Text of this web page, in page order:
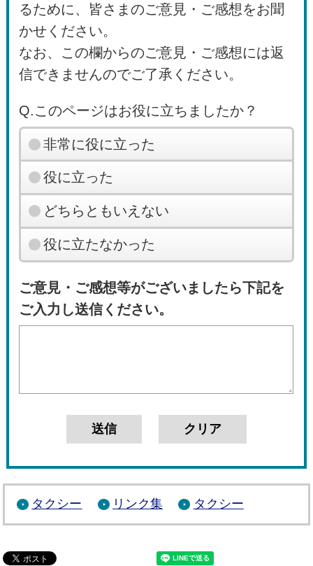
るために、皆さまのご意見・ご感想をお聞
かせください。
なお、この欄からのご意見・ご感想には返
信できませんのでご了承ください。
Q.このページはお役に立ちましたか？
非常に役に立った
役に立った
どちらともいえない
役に立たなかった
ご意見・ご感想等がございましたら下記を
ご入力し送信ください。
タクシー リンク集 タクシー